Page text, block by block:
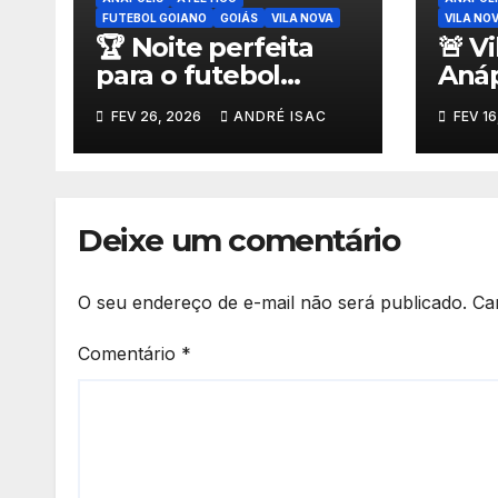
FUTEBOL GOIANO
GOIÁS VILA NOVA
🏆 Noite perfeita
para o futebol
goiano: três
classificados na
Copa do Brasil e
FEV 26, 2026 ANDRÉ ISAC
VILA
🚨
FEV
Deixe um comentário
O seu endereço de e-mail não será publicado.
Comentário *